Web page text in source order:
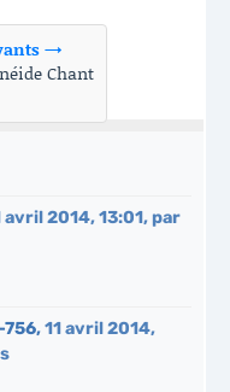
→
Chant
avril 2014, 13:01,par
756,11 avril 2014,